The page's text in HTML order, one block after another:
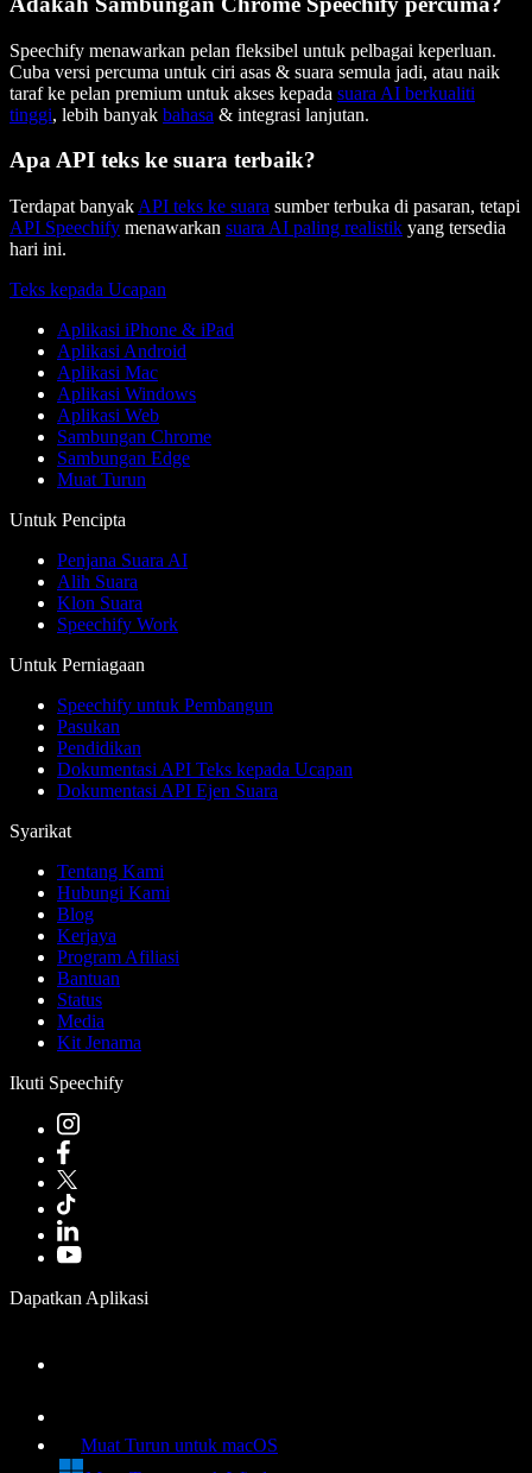
Speechify menawarkan pelan fleksibel untuk pelbagai keperluan.
Cuba versi percuma untuk ciri asas & suara semula jadi, atau naik
taraf ke pelan premium untuk akses kepada suara AI berkualiti
tinggi, lebih banyak bahasa & integrasi lanjutan.
Apa API teks ke suara terbaik?
Terdapat banyak API teks ke suara sumber terbuka di pasaran, tetapi
API Speechify menawarkan suara AI paling realistik yang tersedia
hari ini.
Teks kepada Ucapan
Aplikasi iPhone & iPad
Aplikasi Android
Aplikasi Mac
Aplikasi Windows
Aplikasi Web
Sambungan Chrome
Sambungan Edge
Muat Turun
Untuk Pencipta
Penjana Suara AI
Alih Suara
Klon Suara
Speechify Work
Untuk Perniagaan
Speechify untuk Pembangun
Pasukan
Pendidikan
Dokumentasi API Teks kepada Ucapan
Dokumentasi API Ejen Suara
Syarikat
Tentang Kami
Hubungi Kami
Blog
Kerjaya
Program Afiliasi
Bantuan
Status
Media
Kit Jenama
Ikuti Speechify
Dapatkan Aplikasi
Muat Turun untuk macOS